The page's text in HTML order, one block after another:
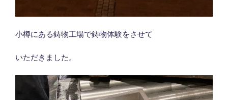
小樽にある鋳物工場で鋳物体験をさせて
いただきました。